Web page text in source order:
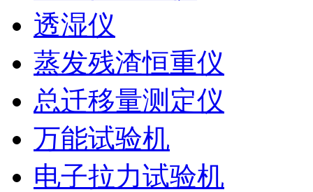
透湿仪
蒸发残渣恒重仪
总迁移量测定仪
万能试验机
电子拉力试验机